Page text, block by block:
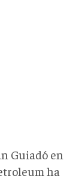
Guiadó en
ha